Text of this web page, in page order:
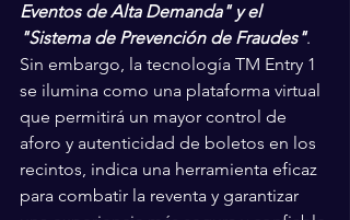
Eventos de Alta Demanda" y el
"Sistema de Prevención de Fraudes".
Sin embargo, la tecnología TM Entry 1
se ilumina como una plataforma virtual
que permitirá un mayor control de
aforo y autenticidad de boletos en los
recintos, indica una herramienta eficaz
para combatir la reventa y garantizar